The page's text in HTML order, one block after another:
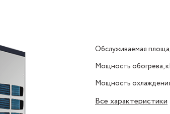
Обслуживаемая
Мощность обогрева,
Мощность
Все характеристики